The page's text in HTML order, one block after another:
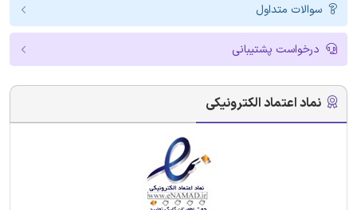
سوالات متداول
درخواست پشتیبانی
نماد اعتماد الکترونیکی